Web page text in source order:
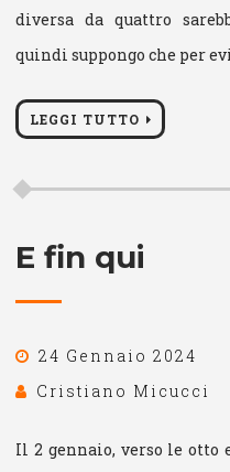
diversa da quattro
quindi suppongo che per
LEGGI TUTTO
E fin qui
24 Gennaio 2024
Cristiano Micucci
Il 2 gennaio, verso le otto